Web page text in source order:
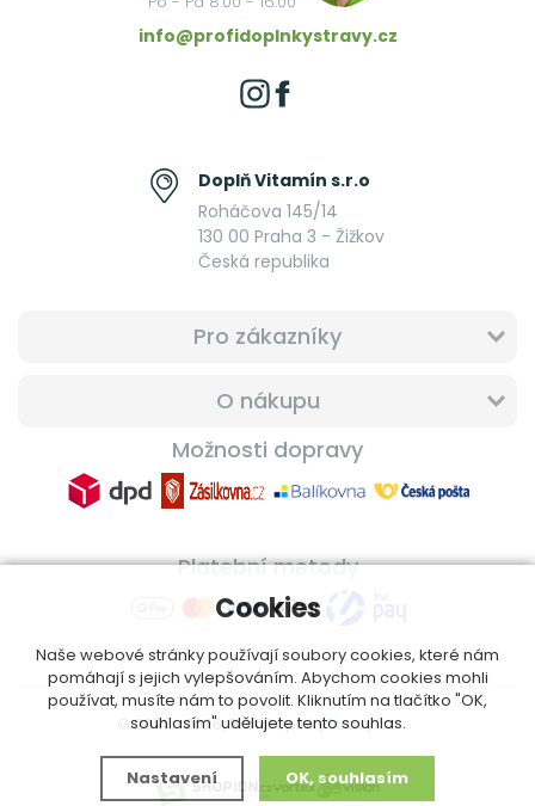
info@profidoplnkystravy.cz
Doplň Vitamín s.r.o
Roháčova 145/14
130 00 Praha 3 - Žižkov
Česká republika
Pro zákazníky
O nákupu
Možnosti dopravy
Platební metody
© 2014 - 2026, ProfiDoplnkyStravy.cz
Cookies
Naše webové stránky používají soubory cookies, které nám
pomáhají s jejich vylepšováním. Abychom cookies mohli
používat, musíte nám to povolit. Kliknutím na tlačítko "OK,
souhlasím" udělujete tento souhlas.
Nastavení OK, souhlasím